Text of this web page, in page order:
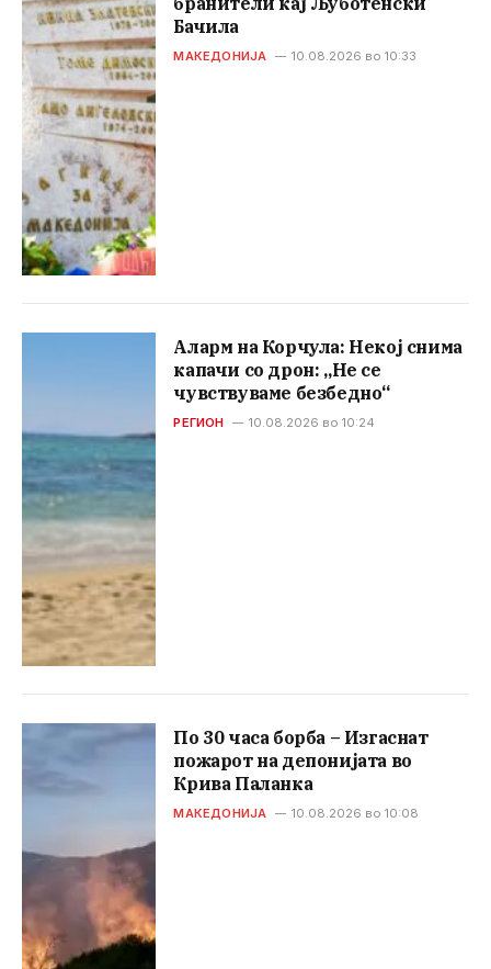
Бачила
МАКЕДОНИЈА 10.08.2026 во 10:33
Аларм на Корчула: Некој снима
капачи со дрон: „Не се
чувствуваме безбедно“
РЕГИОН 10.08.2026 во 10:24
По 30 часа борба – Изгаснат
пожарот на депонијата во
Крива Паланка
МАКЕДОНИЈА 10.08.2026 во 10:08